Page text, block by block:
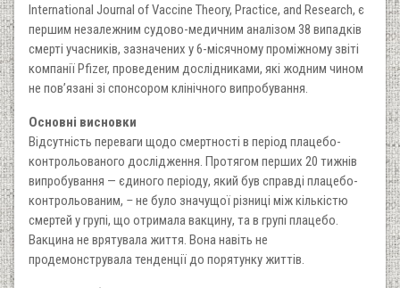
International Journal of Vaccine Theory, Practice, and Research, є
першим незалежним судово-медичним аналізом 38 випадків
смерті учасників, зазначених у 6-місячному проміжному звіті
компанії Pfizer, проведеним дослідниками, які жодним чином
не пов’язані зі спонсором клінічного випробування.
Основні висновки
Відсутність переваги щодо смертності в період плацебо-
контрольованого дослідження. Протягом перших 20 тижнів
випробування — єдиного періоду, який був справді плацебо-
контрольованим, –не було значущої різниці між кількістю
смертей у групі, що отримала вакцину, та в групі плацебо.
Вакцина не врятувала життя. Вона навіть не
продемонструвала тенденції до порятунку життів.